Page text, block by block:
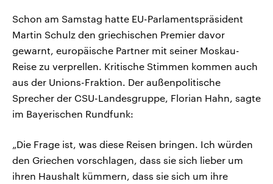
Schon am Samstag hatte EU-Parlamentspräsident
Martin Schulz den griechischen Premier davor
gewarnt, europäische Partner mit seiner Moskau-
Reise zu verprellen. Kritische Stimmen kommen auch
aus der Unions-Fraktion. Der außenpolitische
Sprecher der CSU-Landesgruppe, Florian Hahn, sagte
im Bayerischen Rundfunk:
„Die Frage ist, was diese Reisen bringen. Ich würden
den Griechen vorschlagen, dass sie sich lieber um
ihren Haushalt kümmern, dass sie sich um ihre